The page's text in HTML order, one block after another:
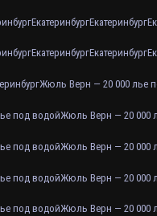
ЕкатеринбургЕкатеринбург
ЕкатеринбургЕкатеринбург
Жюль Верн — 20 000 лье
под водойЖюль Верн — 20 000
под водойЖюль Верн — 20 000
под водойЖюль Верн — 20 000
под водойЖюль Верн — 20 000